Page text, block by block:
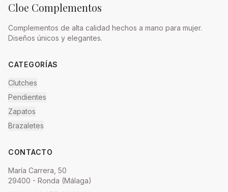
Cloe Complementos
Complementos de alta calidad hechos a mano para mujer.
Diseños únicos y elegantes.
CATEGORÍAS
Clutches
Pendientes
Zapatos
Brazaletes
CONTACTO
María Carrera, 50
29400 - Ronda (Málaga)